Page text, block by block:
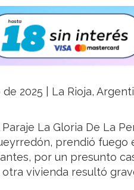
2025 | La Rioja,
La Gloria De La
prendió fuego
por un presunto
otra vivienda resultó